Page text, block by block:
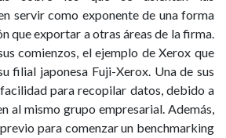
servir como exponente de una forma
que exportar a otras áreas de la firma.
comienzos, el ejemplo de Xerox que
filial japonesa Fuji-Xerox. Una de sus
para recopilar datos, debido a
al mismo grupo empresarial. Además,
para comenzar un benchmarking